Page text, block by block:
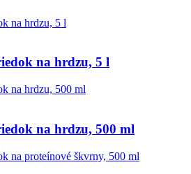
na hrdzu, 5 l
na hrdzu, 500 ml